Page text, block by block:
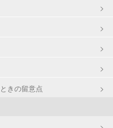
きの留意点